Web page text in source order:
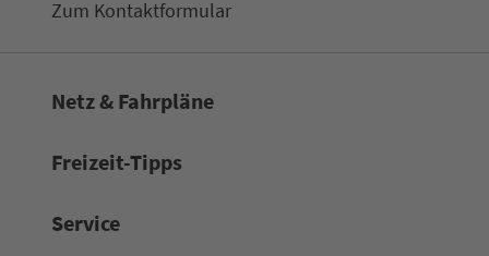
Zum Kon­taktformular
Netz & Fahrpläne
Frei­zeit-Tipps
Service